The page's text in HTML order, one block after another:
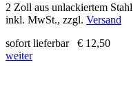
2 Zoll aus unlackiertem Stahl
inkl. MwSt., zzgl. Versand
sofort lieferbar
€ 12,50
weiter